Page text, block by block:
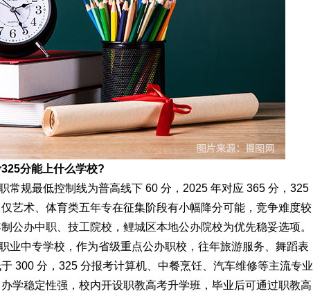
分能上什么学校?
常规最低控制线为普高线下 60 分，2025 年对应 365 分，325
艺术、体育类五年专在征集阶段有小幅降分可能，竞争难度较
公办中职、技工院校，鲤城区本地公办院校为优先稳妥选项。
业中专学校，作为省级重点公办职校，往年旅游服务、舞蹈表
300 分，325 分报考计算机、中餐烹饪、汽车维修等主流专业
学稳定性强，校内开设职教高考升学班，毕业后可通过职教高